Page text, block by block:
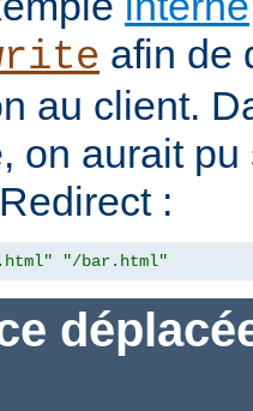
afin de
au client.
on aurait
:
"/bar.html"